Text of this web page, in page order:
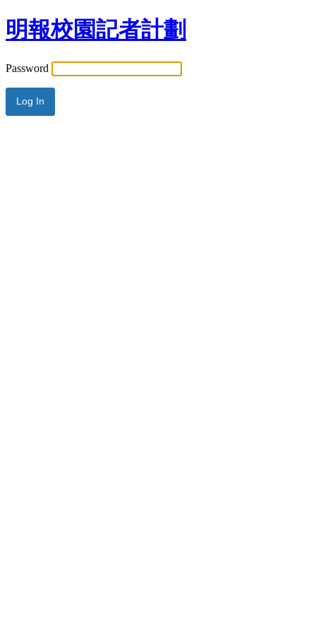
明報校園記者計劃
Password